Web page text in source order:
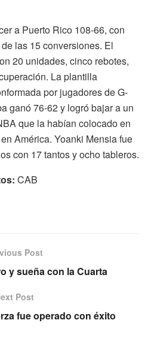
a Puerto Rico 108-66, con
las 15 conversiones. El
20 unidades, cinco rebotes,
La plantilla
por jugadores de G-
ganó 76-62 y logró bajar a un
que la habían colocado en
América. Yoanki Mensia fue
con 17 tantos y ocho tableros.
CAB
Post
y sueña con la Cuarta
Post
fue operado con éxito